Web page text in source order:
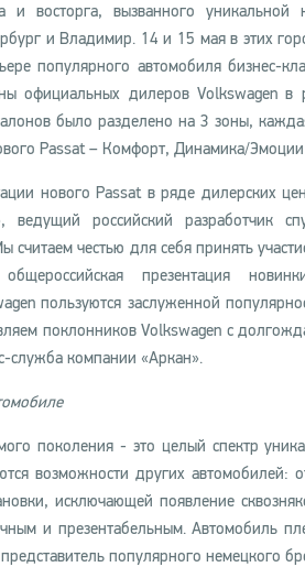
и восторга, вызванного
и Владимир. 14 и 15 мая в этих
популярного автомобиля бизнес-
официальных дилеров Volkswagen в
было разделено на 3 зоны,
Passat – Комфорт, Динамика/
нового Passat в ряде дилерских
ведущий российский разработчик
считаем честью для себя принять
общероссийская презентация
пользуются заслуженной
поклонников Volkswagen с
служба компании «Аркан».
поколения - это целый спектр
возможности других автомобилей:
исключающей появление
и презентабельным. Автомобиль
популярного немецкого